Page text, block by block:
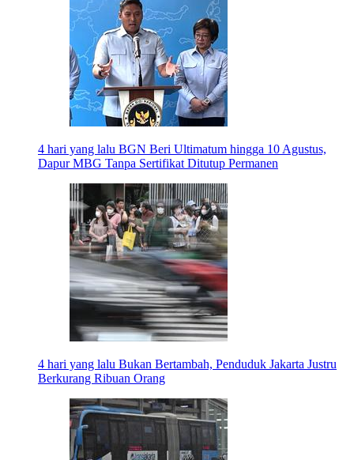
4 hari yang lalu BGN Beri Ultimatum hingga 10 Agustus,
Dapur MBG Tanpa Sertifikat Ditutup Permanen
4 hari yang lalu Bukan Bertambah, Penduduk Jakarta Justru
Berkurang Ribuan Orang